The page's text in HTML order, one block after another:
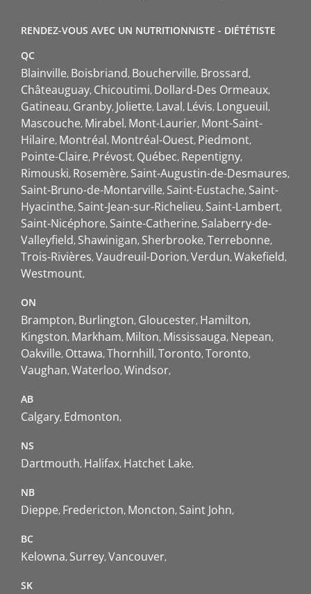
RENDEZ-VOUS AVEC UN NUTRITIONNISTE - DIÉTÉTISTE
QC
Blainville Boisbriand Boucherville Brossard
Châteauguay Chicoutimi Dollard-Des Ormeaux
Gatineau Granby Joliette Laval Lévis Longueuil
Mascouche Mirabel Mont-Laurier Mont-Saint-
Hilaire Montréal Montréal-Ouest Piedmont
Pointe-Claire Prévost Québec Repentigny
Rimouski Rosemère Saint-Augustin-de-Desmaures
Saint-Bruno-de-Montarville Saint-Eustache Saint-
Hyacinthe Saint-Jean-sur-Richelieu Saint-Lambert
Saint-Nicéphore Sainte-Catherine Salaberry-de-
Valleyfield Shawinigan Sherbrooke Terrebonne
Trois-Rivières Vaudreuil-Dorion Verdun Wakefield
Westmount
ON
Brampton Burlington Gloucester Hamilton
Kingston Markham Milton Mississauga Nepean
Oakville Ottawa Thornhill Toronto Toronto
Vaughan Waterloo Windsor
AB
Calgary Edmonton
NS
Dartmouth Halifax Hatchet Lake
NB
Dieppe Fredericton Moncton Saint John
BC
Kelowna Surrey Vancouver
SK